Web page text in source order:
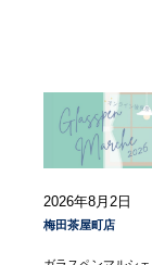
2026年8月2日
梅田茶屋町店